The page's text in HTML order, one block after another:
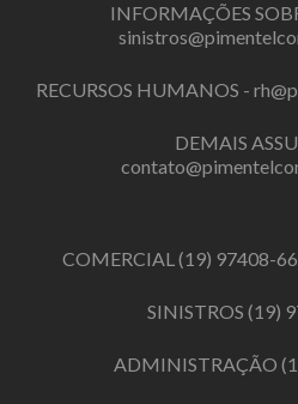
INFORMAÇÕES
RECURSOS HUMANOS -
DEMAIS
COMERCIAL(19) 97408-
SINISTROS (19)
ADMINISTRAÇÃO